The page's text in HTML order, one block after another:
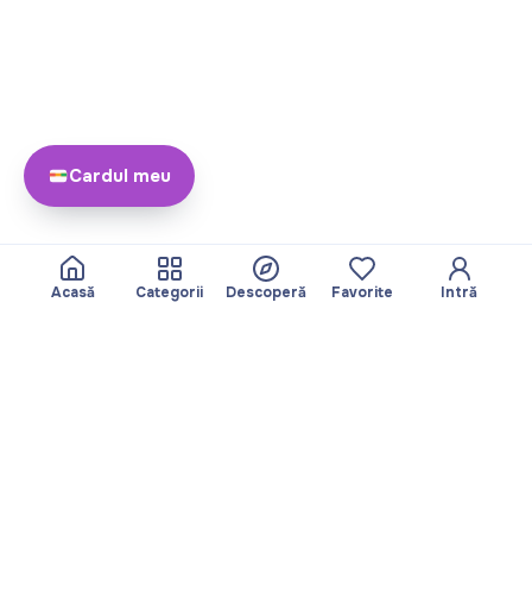
Acasă Categorii Descoperă Favorite Intră
Cardul meu